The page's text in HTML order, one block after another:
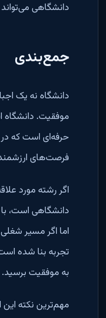
دانشگاهی
جمع‌بندی
دانشگاه نه یک
موفقیت. دانشگاه
حرفه‌ای است که در
فرصت‌های
اگر رشته مورد
دانشگاهی است، با
اما اگر مسیر
تجربه بنا شده
به موفقیت برسید.
مهم‌ترین نکته